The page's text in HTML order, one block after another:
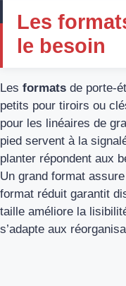
Les
le besoin
Les formats de porte-
petits pour tiroirs ou
pour les linéaires de
pied servent à la
planter répondent aux
Un grand format
format réduit garantit
taille améliore la
s’adapte aux